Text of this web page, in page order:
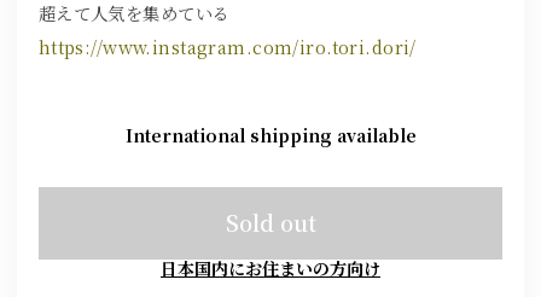
超えて人気を集めている
https://www.instagram.com/iro.tori.dori/
International shipping available
Sold out
日本国内にお住まいの方向け